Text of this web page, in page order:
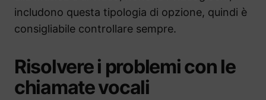
includono questa tipologia di opzione, quindi è
consigliabile controllare sempre.
Risolvere i problemi con le
chiamate vocali